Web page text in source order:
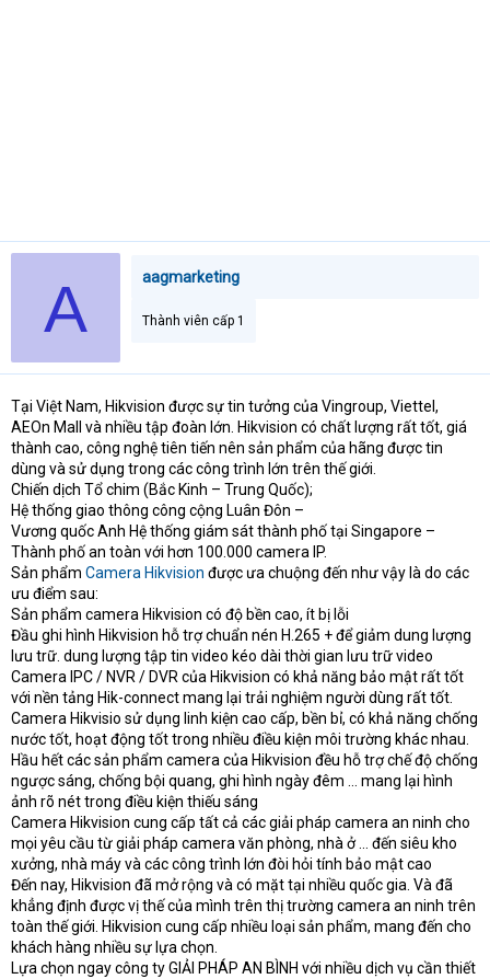
A aagmarketing
Thành viên cấp 1
Tại Việt Nam, Hikvision được sự tin tưởng của Vingroup, Viettel,
AEOn Mall và nhiều tập đoàn lớn. Hikvision có chất lượng rất tốt, giá
thành cao, công nghệ tiên tiến nên sản phẩm của hãng được tin
dùng và sử dụng trong các công trình lớn trên thế giới.
Chiến dịch Tổ chim (Bắc Kinh – Trung Quốc);
Hệ thống giao thông công cộng Luân Đôn –
Vương quốc Anh Hệ thống giám sát thành phố tại Singapore –
Thành phố an toàn với hơn 100.000 camera IP.
Sản phẩm Camera Hikvision được ưa chuộng đến như vậy là do các
ưu điểm sau:
Sản phẩm camera Hikvision có độ bền cao, ít bị lỗi
Đầu ghi hình Hikvision hỗ trợ chuẩn nén H.265 + để giảm dung lượng
lưu trữ. dung lượng tập tin video kéo dài thời gian lưu trữ video
Camera IPC / NVR / DVR của Hikvision có khả năng bảo mật rất tốt
với nền tảng Hik-connect mang lại trải nghiệm người dùng rất tốt.
Camera Hikvisio sử dụng linh kiện cao cấp, bền bỉ, có khả năng chống
nước tốt, hoạt động tốt trong nhiều điều kiện môi trường khác nhau.
Hầu hết các sản phẩm camera của Hikvision đều hỗ trợ chế độ chống
ngược sáng, chống bội quang, ghi hình ngày đêm … mang lại hình
ảnh rõ nét trong điều kiện thiếu sáng
Camera Hikvision cung cấp tất cả các giải pháp camera an ninh cho
mọi yêu cầu từ giải pháp camera văn phòng, nhà ở … đến siêu kho
xưởng, nhà máy và các công trình lớn đòi hỏi tính bảo mật cao
Đến nay, Hikvision đã mở rộng và có mặt tại nhiều quốc gia. Và đã
khẳng định được vị thế của mình trên thị trường camera an ninh trên
toàn thế giới. Hikvision cung cấp nhiều loại sản phẩm, mang đến cho
khách hàng nhiều sự lựa chọn.
Lựa chọn ngay công ty GIẢI PHÁP AN BÌNH với nhiều dịch vụ cần thiết